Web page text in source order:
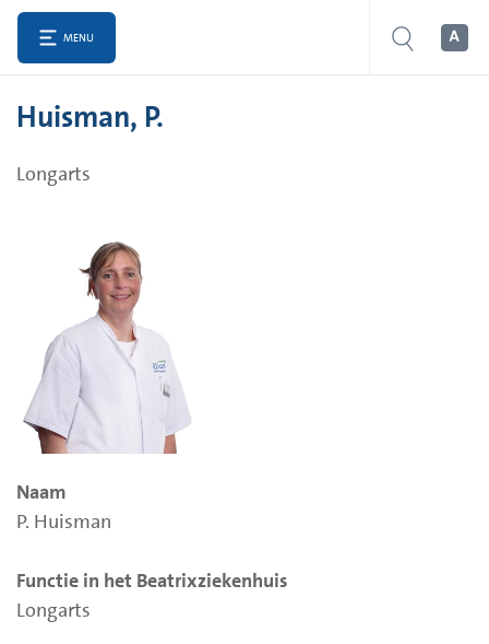
MENU
Huisman, P.
Longarts
Naam
P. Huisman
Functie in het Beatrixziekenhuis
Longarts